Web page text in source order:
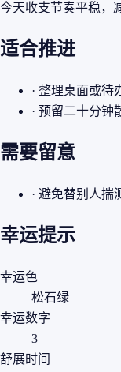
今天收支节奏平稳，
适合推进
· 整理桌面或待
· 预留二十分钟
需要留意
· 避免替别人揣
幸运提示
幸运色
松石绿
幸运数字
3
舒展时间